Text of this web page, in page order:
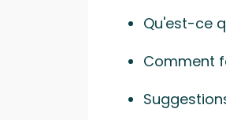
Qu'est-ce
Comment